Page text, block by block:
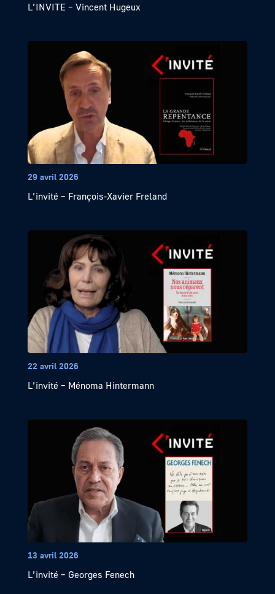
L’INVITE – Vincent Hugeux
29 avril 2026
L’invité – François-Xavier Freland
22 avril 2026
L’invité – Ménoma Hintermann
13 avril 2026
L’invité – Georges Fenech